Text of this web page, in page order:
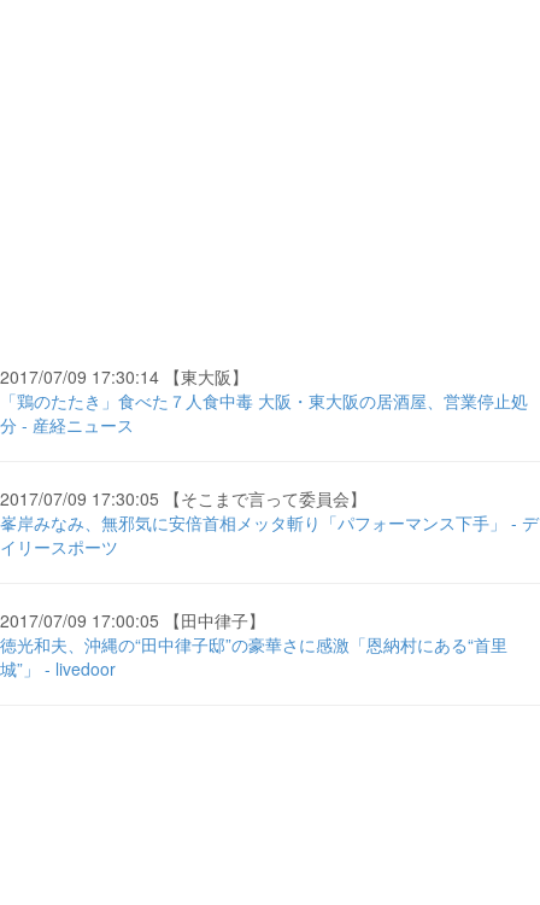
2017/07/09 17:30:14 【東大阪】
「鶏のたたき」食べた７人食中毒 大阪・東大阪の居酒屋、営業停止処
分 - 産経ニュース
2017/07/09 17:30:05 【そこまで言って委員会】
峯岸みなみ、無邪気に安倍首相メッタ斬り「パフォーマンス下手」 - デ
イリースポーツ
2017/07/09 17:00:05 【田中律子】
徳光和夫、沖縄の“田中律子邸”の豪華さに感激「恩納村にある“首里
城”」 - livedoor